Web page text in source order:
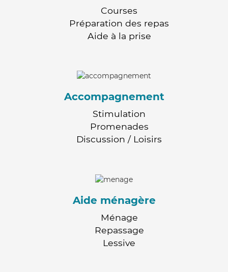
Courses
Préparation des repas
Aide à la prise
Accompagnement
Stimulation
Promenades
Discussion / Loisirs
Aide ménagère
Ménage
Repassage
Lessive